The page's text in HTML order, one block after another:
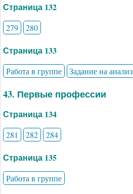
Страница 132
279 280
Страница 133
Работа в группе Задание на анализ
43. Первые профессии
Страница 134
281 282 284
Страница 135
Работа в группе